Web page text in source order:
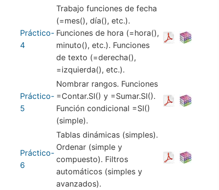
Práctico-
4
Trabajo funciones de fecha
(=mes(), día(), etc.).
Funciones de hora (=hora(),
minuto(), etc.). Funciones
de texto (=derecha(),
=izquierda(), etc.).
Práctico-
5
Nombrar rangos. Funciones
=Contar.SI() y =Sumar.SI().
Función condicional =SI()
(simple).
Práctico-
6
Tablas dinámicas (simples).
Ordenar (simple y
compuesto). Filtros
automáticos (simples y
avanzados).